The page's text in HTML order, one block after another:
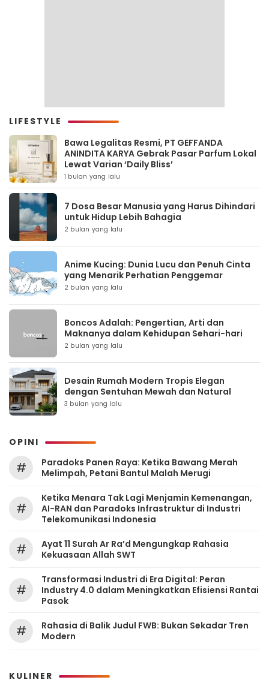
LIFESTYLE
Bawa Legalitas Resmi, PT GEFFANDA
ANINDITA KARYA Gebrak Pasar Parfum Lokal
Lewat Varian ‘Daily Bliss’
1 bulan yang lalu
7 Dosa Besar Manusia yang Harus Dihindari
untuk Hidup Lebih Bahagia
2 bulan yang lalu
Anime Kucing: Dunia Lucu dan Penuh Cinta
yang Menarik Perhatian Penggemar
2 bulan yang lalu
Boncos Adalah: Pengertian, Arti dan
Maknanya dalam Kehidupan Sehari-hari
2 bulan yang lalu
Desain Rumah Modern Tropis Elegan
dengan Sentuhan Mewah dan Natural
3 bulan yang lalu
OPINI
#
Paradoks Panen Raya: Ketika Bawang Merah
Melimpah, Petani Bantul Malah Merugi
#
Ketika Menara Tak Lagi Menjamin Kemenangan,
AI-RAN dan Paradoks Infrastruktur di Industri
Telekomunikasi Indonesia
#
Ayat 11 Surah Ar Ra’d Mengungkap Rahasia
Kekuasaan Allah SWT
#
Transformasi Industri di Era Digital: Peran
Industry 4.0 dalam Meningkatkan Efisiensi Rantai
Pasok
#
Rahasia di Balik Judul FWB: Bukan Sekadar Tren
Modern
KULINER